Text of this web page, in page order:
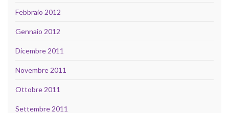
Febbraio 2012
Gennaio 2012
Dicembre 2011
Novembre 2011
Ottobre 2011
Settembre 2011